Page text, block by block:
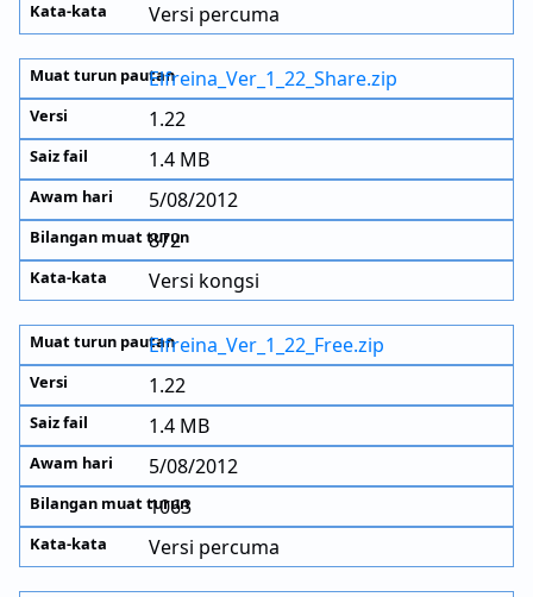
Versi percuma
Elfreina_Ver_1_22_Share.zip
1.22
1.4 MB
5/08/2012
872
Versi kongsi
Elfreina_Ver_1_22_Free.zip
1.22
1.4 MB
5/08/2012
1063
Versi percuma